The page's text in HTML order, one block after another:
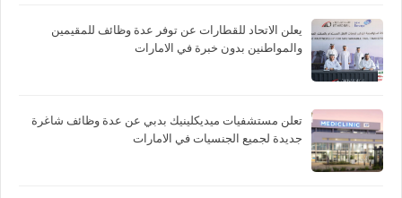
يعلن الاتحاد للقطارات عن توفر عدة وظائف للمقيمين
والمواطنين بدون خبرة في الامارات
تعلن مستشفيات ميديكلينيك بدبي عن عدة وظائف شاغرة
جديدة لجميع الجنسيات في الامارات